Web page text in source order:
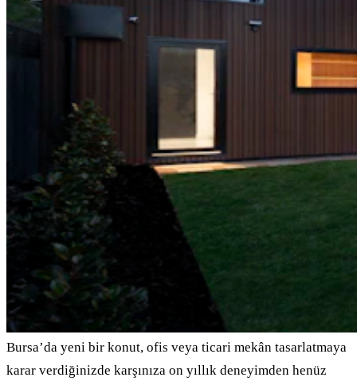
Bursa’da yeni bir konut, ofis veya ticari mekân tasarlatmaya
karar verdiğinizde karşınıza on yıllık deneyimden henüz